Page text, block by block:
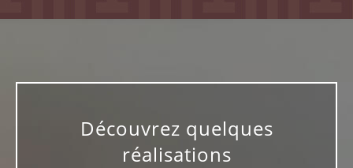
Découvrez quelques
réalisations